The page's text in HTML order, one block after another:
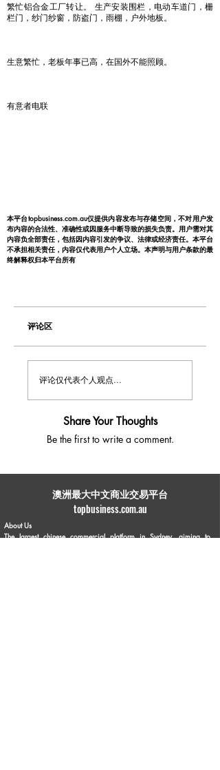
繁忙铝合金工厂转让。 生产安装围栏，电动车道门，栅
栏门，纱门纱窗，防盗门，雨棚，户外地板。
生意繁忙，老板年事已高，在国外不能照顾。
有意者电联
本平台topbusiness.com.au仅提供内容发布与存储空间，不对用户发
布内容的合法性、准确性或因服务中断导致的损失负责。用户需对其
内容负全部责任，包括因内容引发的争议、法律或经济责任。本平台
不承担相关责任，内容仅代表用户个人立场。本声明与用户条款的最
终解释权归本平台所有
评论区
评论仅代表个人观点...
Share Your Thoughts
Be the first to write a comment.
​澳洲最大中文商业交易平台
topbusiness.com.au
About Us
The largest chinese commercial platform in Sydney, aiming to